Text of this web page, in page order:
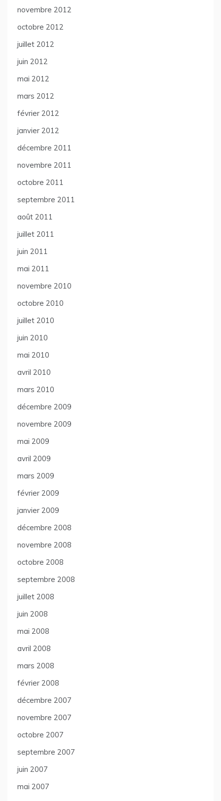
novembre 2012
octobre 2012
juillet 2012
juin 2012
mai 2012
mars 2012
février 2012
janvier 2012
décembre 2011
novembre 2011
octobre 2011
septembre 2011
août 2011
juillet 2011
juin 2011
mai 2011
novembre 2010
octobre 2010
juillet 2010
juin 2010
mai 2010
avril 2010
mars 2010
décembre 2009
novembre 2009
mai 2009
avril 2009
mars 2009
février 2009
janvier 2009
décembre 2008
novembre 2008
octobre 2008
septembre 2008
juillet 2008
juin 2008
mai 2008
avril 2008
mars 2008
février 2008
décembre 2007
novembre 2007
octobre 2007
septembre 2007
juin 2007
mai 2007